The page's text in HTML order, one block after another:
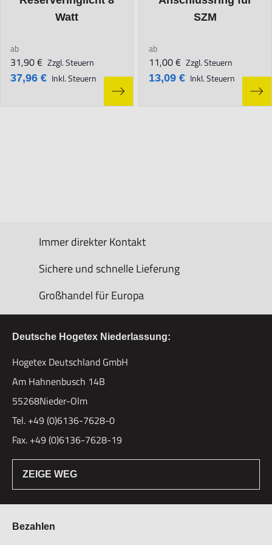
Watt
ab
37,96 € Inkl. Steuern
31,90 € Zzgl. Steuern
SZM
ab
13,09 € Inkl. Steuern
11,00 € Zzgl. Steuern
Immer direkter Kontakt
Sichere und schnelle Lieferung
Großhandel für Europa
Deutsche Hogetex Niederlassung:
Hogetex Deutschland GmbH
Am Hahnenbusch 14B
55268Nieder-Olm
Tel. +49 (0)6136-7628-0
Fax. +49 (0)6136-7628-19
ZEIGE WEG
Bezahlen